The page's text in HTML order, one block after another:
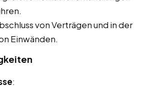
von Verträgen und in der
Einwänden.
: